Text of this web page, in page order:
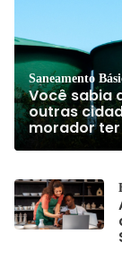
Saneamento
Você sabia
outras
morador ter